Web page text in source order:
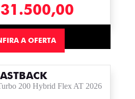
A OFERTA
200 Hybrid Flex AT 2026